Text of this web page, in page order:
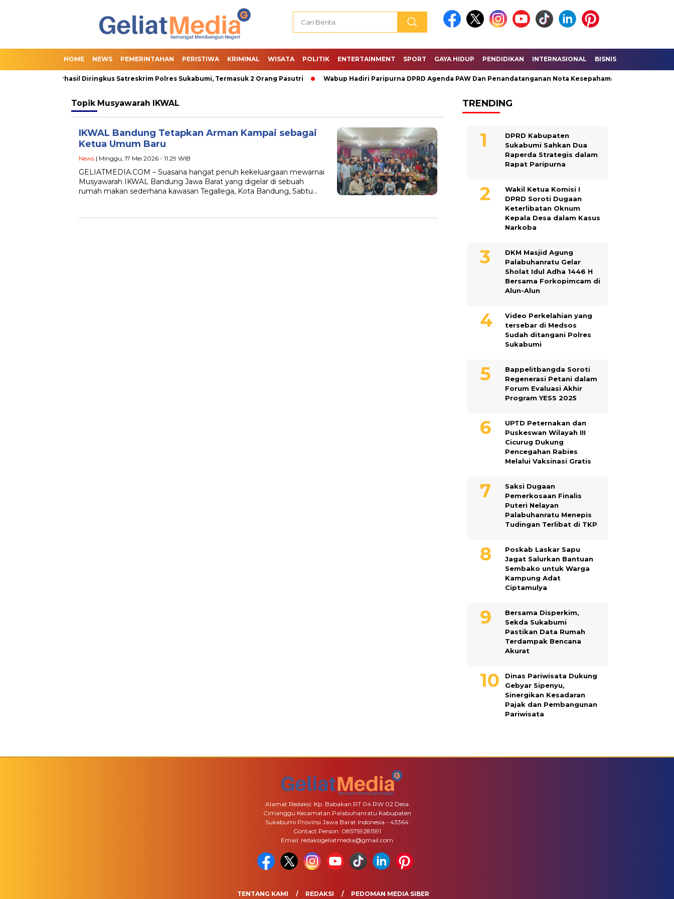
HOME NEWS PEMERINTAHAN PERISTIWA KRIMINAL WISATA POLITIK ENTERTAINMENT SPORT GAYA HIDUP PENDIDIKAN INTERNASIONAL BISNIS
Slot Berhasil Diringkus Satreskrim Polres Sukabumi, Termasuk 2 Orang Pasutri Wabup Hadiri Paripurna DPRD Agenda PAW Dan Penandatanganan Nota Kesepahaman KUA – PPAS
Topik Musyawarah IKWAL
IKWAL Bandung Tetapkan Arman Kampai sebagai
Ketua Umum Baru
News | Minggu, 17 Mei 2026 - 11:29 WIB
GELIATMEDIA.COM – Suasana hangat penuh kekeluargaan mewarnai
Musyawarah IKWAL Bandung Jawa Barat yang digelar di sebuah
rumah makan sederhana kawasan Tegallega, Kota Bandung, Sabtu…
TRENDING
DPRD Kabupaten
Sukabumi Sahkan Dua
Raperda Strategis dalam
Rapat Paripurna
Wakil Ketua Komisi I
DPRD Soroti Dugaan
Keterlibatan Oknum
Kepala Desa dalam Kasus
Narkoba
DKM Masjid Agung
Palabuhanratu Gelar
Sholat Idul Adha 1446 H
Bersama Forkopimcam di
Alun-Alun
Video Perkelahian yang
tersebar di Medsos
Sudah ditangani Polres
Sukabumi
Bappelitbangda Soroti
Regenerasi Petani dalam
Forum Evaluasi Akhir
Program YESS 2025
UPTD Peternakan dan
Puskeswan Wilayah III
Cicurug Dukung
Pencegahan Rabies
Melalui Vaksinasi Gratis
Saksi Dugaan
Pemerkosaan Finalis
Puteri Nelayan
Palabuhanratu Menepis
Tudingan Terlibat di TKP
Poskab Laskar Sapu
Jagat Salurkan Bantuan
Sembako untuk Warga
Kampung Adat
Ciptamulya
Bersama Disperkim,
Sekda Sukabumi
Pastikan Data Rumah
Terdampak Bencana
Akurat
Dinas Pariwisata Dukung
Gebyar Sipenyu,
Sinergikan Kesadaran
Pajak dan Pembangunan
Pariwisata
Alamat Redaksi: Kp. Babakan RT 04 RW 02 Desa
Cimanggu Kecamatan Palabuhanratu Kabupaten
Sukabumi Provinsi Jawa Barat Indonesia - 43364
Contact Person: 085759281591
Email: redaksigeliatmedia@gmail.com
TENTANG KAMI REDAKSI PEDOMAN MEDIA SIBER